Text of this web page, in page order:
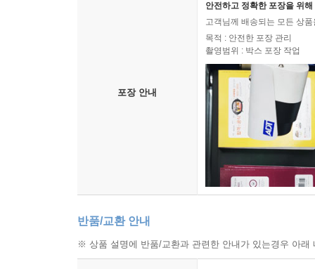
물가상승률에 연동하는 선별적 강화 시나리오
기준연금액을 2024년도부터 40만원으로 인상
특히 현행 제도를 유지했을 때와 비교하여 감소
한편, 기초연금제도 개혁은 국민연금제도와 연
재정지속성을 높이고 빈곤개선 효과를 높이기 위
이를 위해서는 국민연금이 공적 노후소득보장
강화되어야 한다. 이에 따라서 궁극적으로는 기
〈중첩세대모형을 통한 DC형 국민연금제도 분석〉
제4장에서는 이질적 경제주체 중첩세대모형
연령층 및 소득계층이 어떻게 내생적으로 반응하
포장 안내
안전하고 정확한 포장을 위
고객님께 배송되는 모든 상
목적 : 안전한 포장 관리
촬영범위 : 박스 포장 작업
반품/교환 안내
※ 상품 설명에 반품/교환과 관련한 안내가 있는경우 아